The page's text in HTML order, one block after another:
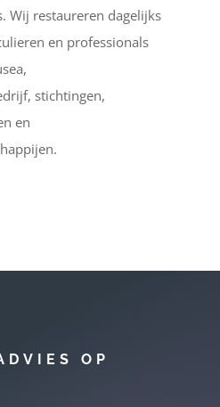
Wij restaureren dagelijks
en professionals
stichtingen,
en
OP